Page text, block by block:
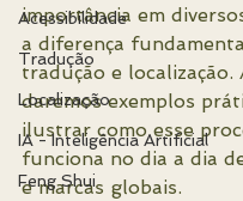
Acessibilidade
Tradução
Localização
IA - Inteligência Artificial
Feng Shui
importância em
a diferença
tradução e localização.
daremos exemplos
ilustrar como esse
funciona no dia a dia
e marcas globais.